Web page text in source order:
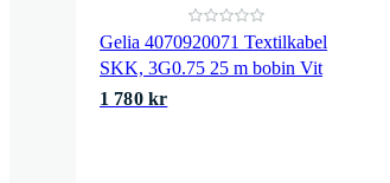
Gelia 4070920071 Textilkabel
SKK, 3G0.75 25 m bobin Vit
1 780 kr